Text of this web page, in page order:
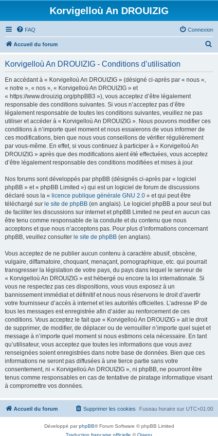
Korvigelloù An DROUIZIG
FAQ Connexion
Accueil du forum
Korvigelloù An DROUIZIG - Conditions d’utilisation
En accédant à « Korvigelloù An DROUIZIG » (désigné ci-après par « nous »,
« notre », « nos », « Korvigelloù An DROUIZIG » et
« https://www.drouizig.org/phpBB3 »), vous acceptez d’être légalement
responsable des conditions suivantes. Si vous n’acceptez pas d’être
légalement responsable de toutes les conditions suivantes, veuillez ne pas
utiliser et accéder à « Korvigelloù An DROUIZIG ». Nous pouvons modifier ces
conditions à n’importe quel moment et nous essaierons de vous informer de
ces modifications, bien que nous vous conseillons de vérifier régulièrement
par vous-même. En effet, si vous continuez à participer à « Korvigelloù An
DROUIZIG » après que des modifications aient été effectuées, vous acceptez
d’être légalement responsable des conditions modifiées et mises à jour.
Nos forums sont développés par phpBB (désignés ci-après par « logiciel
phpBB » et « phpBB Limited ») qui est un logiciel de forum de discussions
déclaré sous la « licence publique générale GNU 2.0 » et qui peut être
téléchargé sur le site de phpBB (en anglais). Le logiciel phpBB a pour seul but
de faciliter les discussions sur internet et phpBB Limited ne peut en aucun cas
être tenu comme responsable de la conduite et du contenu que nous
acceptons et que nous n’acceptons pas. Pour plus d’informations concernant
phpBB, veuillez consulter le site de phpBB (en anglais).
Vous acceptez de ne publier aucun contenu à caractère abusif, obscène,
vulgaire, diffamatoire, choquant, menaçant, pornographique, etc. qui pourrait
transgresser la législation de votre pays, du pays dans lequel le serveur de
« Korvigelloù An DROUIZIG » est hébergé ou encore la loi internationale. Si
vous ne respectez pas ces dispositions, vous vous exposez à un
bannissement immédiat et définitif et nous nous réservons le droit d’avertir
votre fournisseur d’accès à internet et les autorités officielles. L’adresse IP de
tous les messages est enregistrée afin d’aider au renforcement de ces
conditions. Vous acceptez le fait que « Korvigelloù An DROUIZIG » ait le droit
de supprimer, de modifier, de déplacer ou de verrouiller n’importe quel sujet et
message à n’importe quel moment si nous estimons cela nécessaire. En tant
qu’utilisateur, vous acceptez que toutes les informations que vous avez
renseignées soient enregistrées dans notre base de données. Bien que ces
informations ne seront pas diffusées à une tierce partie sans votre
consentement, ni « Korvigelloù An DROUIZIG », ni phpBB, ne pourront être
tenus comme responsables en cas de tentative de piratage informatique visant
à compromettre vos données.
Accueil du forum Fuseau horaire sur UTC+01:00
Supprimer les cookies
Développé parphpBB® Forum Software © phpBB Limited
Traduction française officielle ©Qiaeru